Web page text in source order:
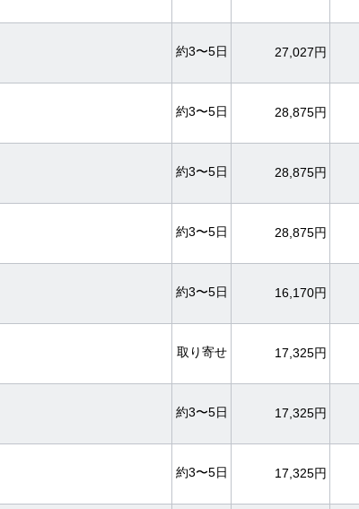
約3〜5日 27,027円
約3〜5日 28,875円
約3〜5日 28,875円
約3〜5日 28,875円
約3〜5日 16,170円
取り寄せ 17,325円
約3〜5日 17,325円
約3〜5日 17,325円